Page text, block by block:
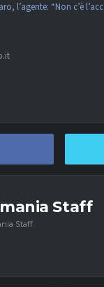
l’agente: “Non c’è
Staff
Staff